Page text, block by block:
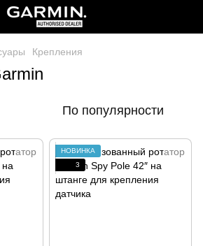
Крепления
По популярности
НОВИНКА
3